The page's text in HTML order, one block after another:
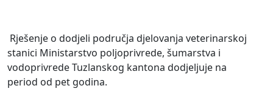
Rješenje o dodjeli područja djelovanja veterinarskoj
stanici Ministarstvo poljoprivrede, šumarstva i
vodoprivrede Tuzlanskog kantona dodjeljuje na
period od pet godina.